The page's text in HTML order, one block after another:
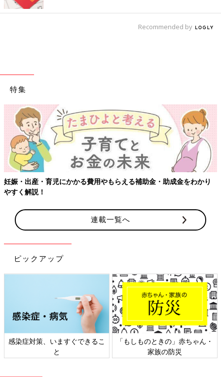
Recommended by
特集
妊娠・出産・育児にかかる費用やもらえる補助金・助成金をわかり
やすく解説！
連載一覧へ
ピックアップ
感染症対策、いますぐできるこ
と
「もしものときの」赤ちゃん・
家族の防災